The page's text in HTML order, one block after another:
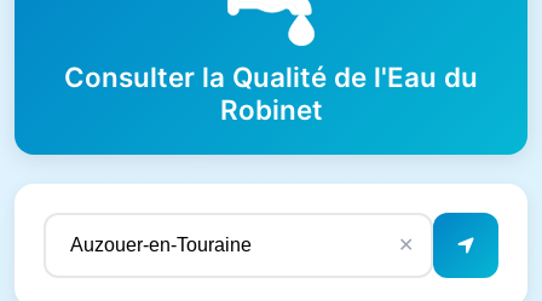
Consulter la Qualité de l'Eau du
Robinet
✕